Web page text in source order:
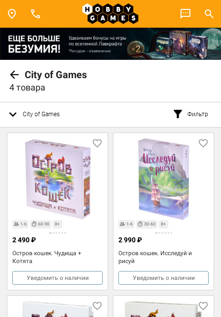
City of Games
4 товара
City of Games Фильтр
1-6 60-90 8+
Остров кошек. Чудища +
Котята
2 490 ₽
Уведомить о наличии
1-6 30-60 8+
Остров кошек. Исследуй и
рисуй
2 990 ₽
Уведомить о наличии